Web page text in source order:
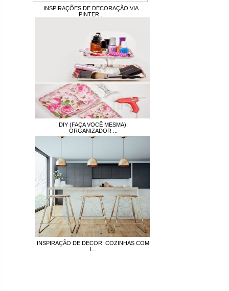
INSPIRAÇÕES DE DECORAÇÃO VIA
PINTER...
DIY (FAÇA VOCÊ MESMA):
ORGANIZADOR ...
INSPIRAÇÃO DE DECOR: COZINHAS COM
I...